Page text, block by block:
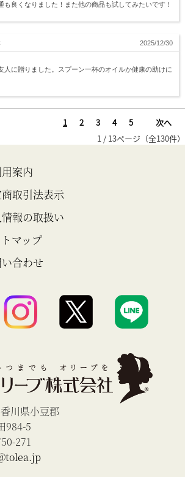
も良くなりました！また他の商品も試してみたいです！
2025/12/30
人に贈りました。スプーン一杯のオイルか健康の助けに
1 2 3 4 5
次へ
1 / 13ページ（全130件）
案内
取引法表示
報の取扱い
マップ
合わせ
川県小豆郡
984-5
271